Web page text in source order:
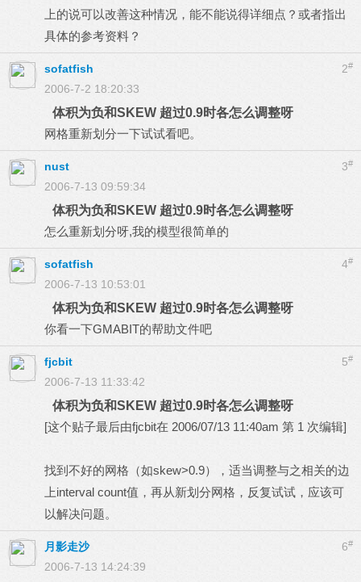
上的说可以改善这种情况，能不能说得详细点？或者指出
具体的参考资料？
2#
sofatfish
2006-7-2 18:20:33
体积为负和SKEW 超过0.9时各怎么调整呀
网格重新划分一下试试看吧。
3#
nust
2006-7-13 09:59:34
体积为负和SKEW 超过0.9时各怎么调整呀
怎么重新划分呀,我的模型很简单的
4#
sofatfish
2006-7-13 10:53:01
体积为负和SKEW 超过0.9时各怎么调整呀
你看一下GMABIT的帮助文件吧
5#
fjcbit
2006-7-13 11:33:42
体积为负和SKEW 超过0.9时各怎么调整呀
[这个贴子最后由fjcbit在 2006/07/13 11:40am 第 1 次编辑]
找到不好的网格（如skew>0.9），适当调整与之相关的边
上interval count值，再从新划分网格，反复试试，应该可
以解决问题。
6#
月影走沙
2006-7-13 14:24:39